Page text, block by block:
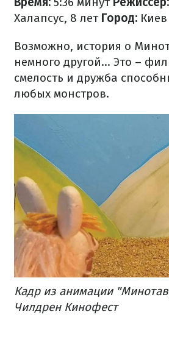
Халапсус, 8 лет Город: Киев
Возможно, история о
немного другой... Это –
смелость и дружба
любых монстров.
Кадр из анимации
Чилдрен Кинофест